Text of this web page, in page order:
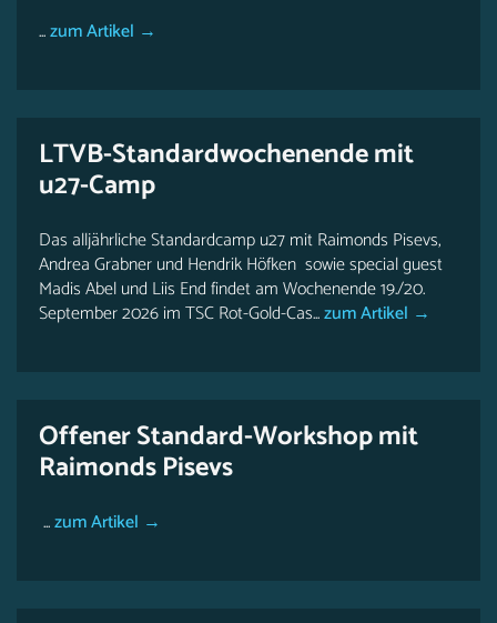
...zum Artikel →
LTVB-Standardwochenende mit
u27-Camp
Das alljährliche Standardcamp u27 mit Raimonds Pisevs,
Andrea Grabner und Hendrik Höfken sowie special guest
Madis Abel und Liis End findet am Wochenende 19./20.
September 2026 im TSC Rot-Gold-Cas...zum Artikel →
Offener Standard-Workshop mit
Raimonds Pisevs
...zum Artikel →